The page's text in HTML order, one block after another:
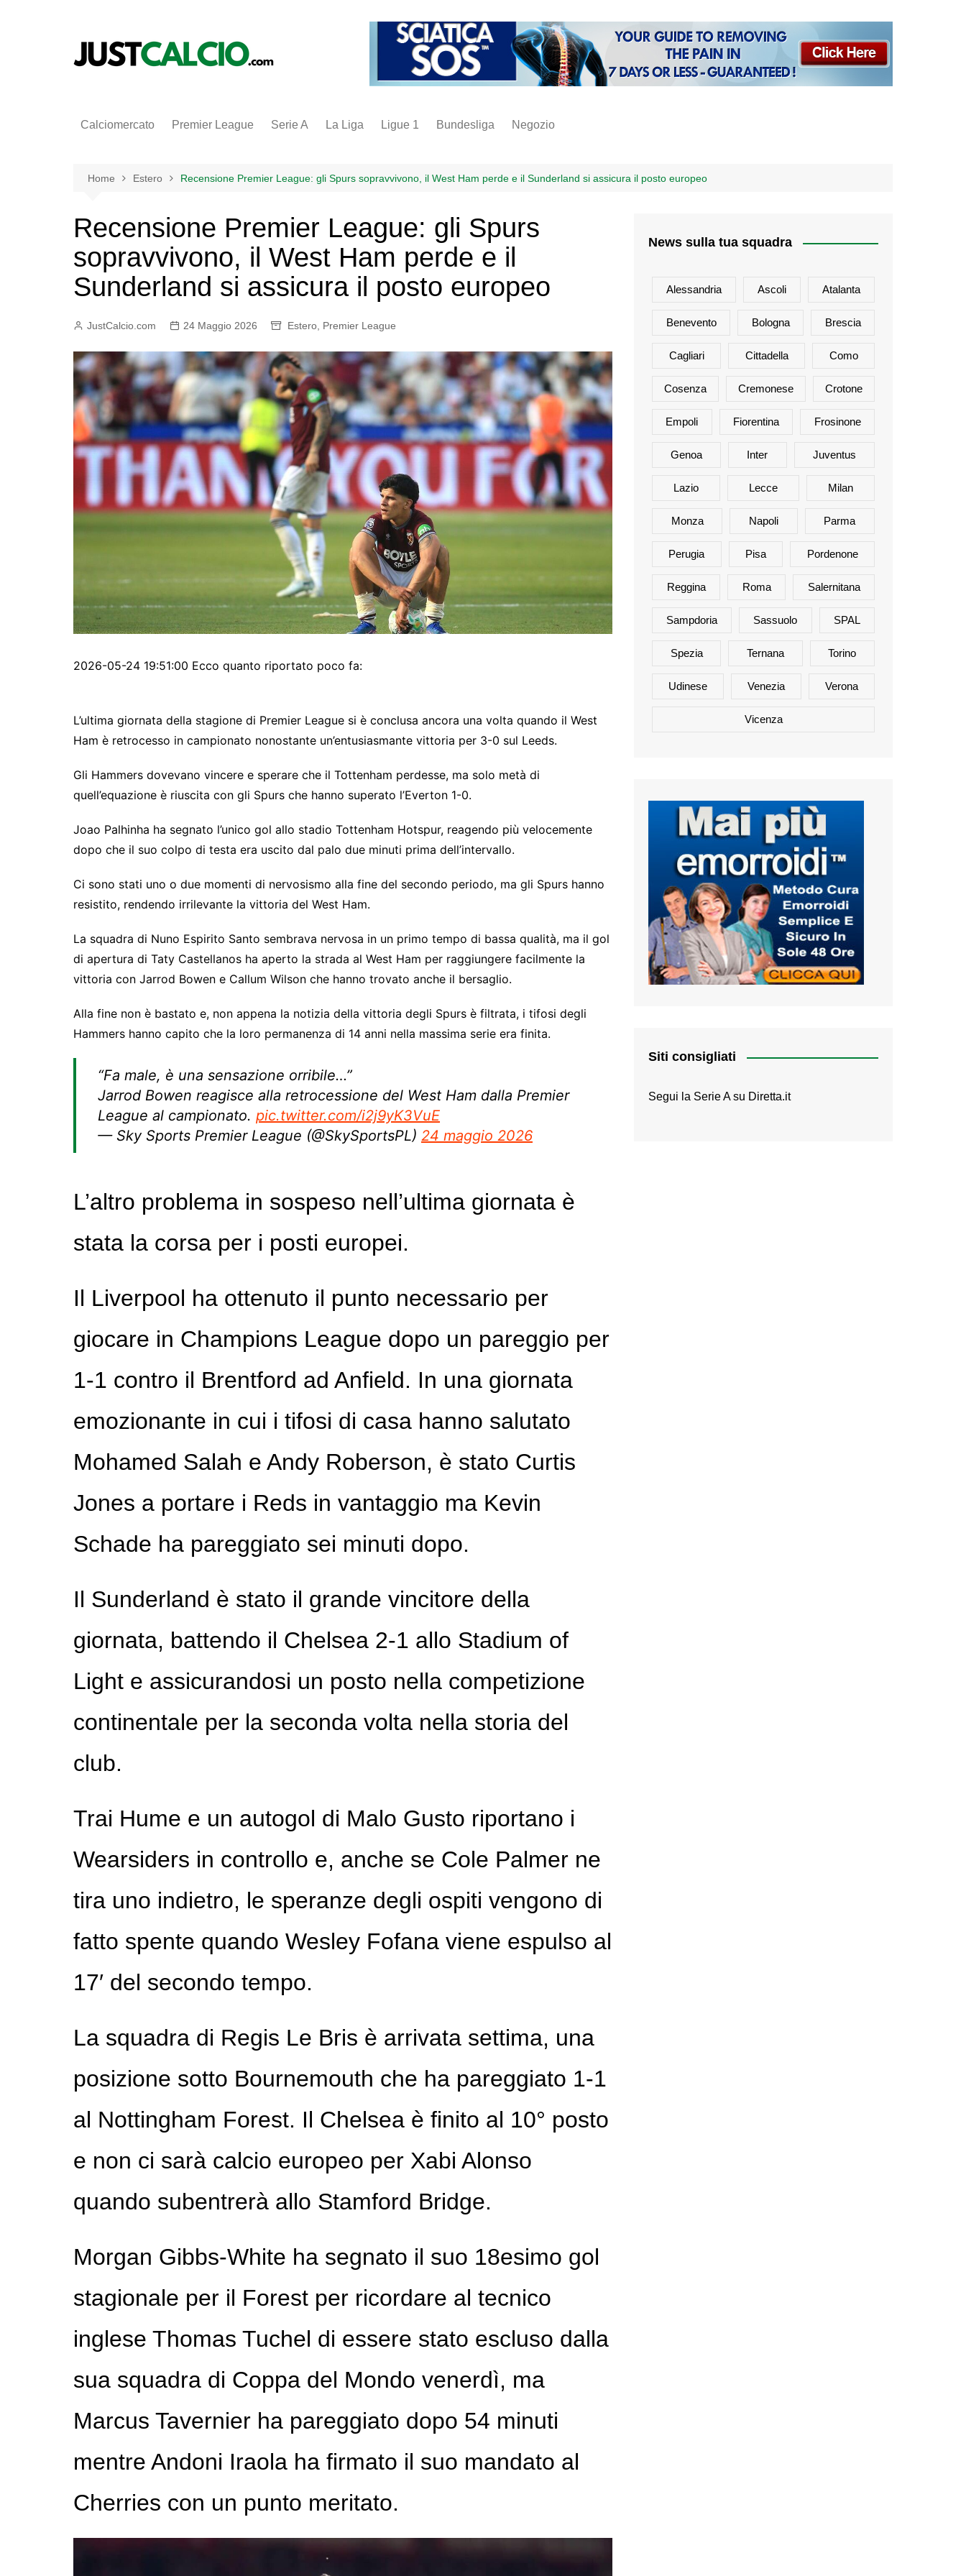
Calciomercato Premier League Serie A La Liga Ligue 1 Bundesliga Negozio
inter
napoli
Home Estero Recensione Premier League: gli Spurs sopravvivono, il West Ham perde e il Sunderland si assicura il posto europeo
Recensione Premier League: gli Spurs
sopravvivono, il West Ham perde e il
Sunderland si assicura il posto europeo
JustCalcio.com 24 Maggio 2026 Estero Premier League
2026-05-24 19:51:00 Ecco quanto riportato poco fa:
L’ultima giornata della stagione di Premier League si è conclusa ancora una volta quando il West
Ham è retrocesso in campionato nonostante un’entusiasmante vittoria per 3-0 sul Leeds.
Gli Hammers dovevano vincere e sperare che il Tottenham perdesse, ma solo metà di
quell’equazione è riuscita con gli Spurs che hanno superato l’Everton 1-0.
Joao Palhinha ha segnato l’unico gol allo stadio Tottenham Hotspur, reagendo più velocemente
dopo che il suo colpo di testa era uscito dal palo due minuti prima dell’intervallo.
Ci sono stati uno o due momenti di nervosismo alla fine del secondo periodo, ma gli Spurs hanno
resistito, rendendo irrilevante la vittoria del West Ham.
La squadra di Nuno Espirito Santo sembrava nervosa in un primo tempo di bassa qualità, ma il gol
di apertura di Taty Castellanos ha aperto la strada al West Ham per raggiungere facilmente la
vittoria con Jarrod Bowen e Callum Wilson che hanno trovato anche il bersaglio.
Alla fine non è bastato e, non appena la notizia della vittoria degli Spurs è filtrata, i tifosi degli
Hammers hanno capito che la loro permanenza di 14 anni nella massima serie era finita.
“Fa male, è una sensazione orribile…”
Jarrod Bowen reagisce alla retrocessione del West Ham dalla Premier
League al campionato. pic.twitter.com/i2j9yK3VuE
— Sky Sports Premier League (@SkySportsPL) 24 maggio 2026
L’altro problema in sospeso nell’ultima giornata è
stata la corsa per i posti europei.
Il Liverpool ha ottenuto il punto necessario per
giocare in Champions League dopo un pareggio per
1-1 contro il Brentford ad Anfield. In una giornata
emozionante in cui i tifosi di casa hanno salutato
Mohamed Salah e Andy Roberson, è stato Curtis
Jones a portare i Reds in vantaggio ma Kevin
Schade ha pareggiato sei minuti dopo.
Il Sunderland è stato il grande vincitore della
giornata, battendo il Chelsea 2-1 allo Stadium of
Light e assicurandosi un posto nella competizione
continentale per la seconda volta nella storia del
club.
Trai Hume e un autogol di Malo Gusto riportano i
Wearsiders in controllo e, anche se Cole Palmer ne
tira uno indietro, le speranze degli ospiti vengono di
fatto spente quando Wesley Fofana viene espulso al
17′ del secondo tempo.
La squadra di Regis Le Bris è arrivata settima, una
posizione sotto Bournemouth che ha pareggiato 1-1
al Nottingham Forest. Il Chelsea è finito al 10° posto
e non ci sarà calcio europeo per Xabi Alonso
quando subentrerà allo Stamford Bridge.
Morgan Gibbs-White ha segnato il suo 18esimo gol
stagionale per il Forest per ricordare al tecnico
inglese Thomas Tuchel di essere stato escluso dalla
sua squadra di Coppa del Mondo venerdì, ma
Marcus Tavernier ha pareggiato dopo 54 minuti
mentre Andoni Iraola ha firmato il suo mandato al
Cherries con un punto meritato.
News sulla tua squadra
Alessandria Ascoli Atalanta
Benevento Bologna Brescia
Cagliari Cittadella Como
Cosenza Cremonese Crotone
Empoli Fiorentina Frosinone
Genoa Inter Juventus
Lazio Lecce Milan
Monza Napoli Parma
Perugia Pisa Pordenone
Reggina Roma Salernitana
Sampdoria Sassuolo SPAL
Spezia Ternana Torino
Udinese Venezia Verona
Vicenza
Siti consigliati
Segui la Serie A su Diretta.it